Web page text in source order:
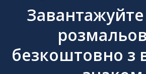
Завантажуйте
безкоштовно з